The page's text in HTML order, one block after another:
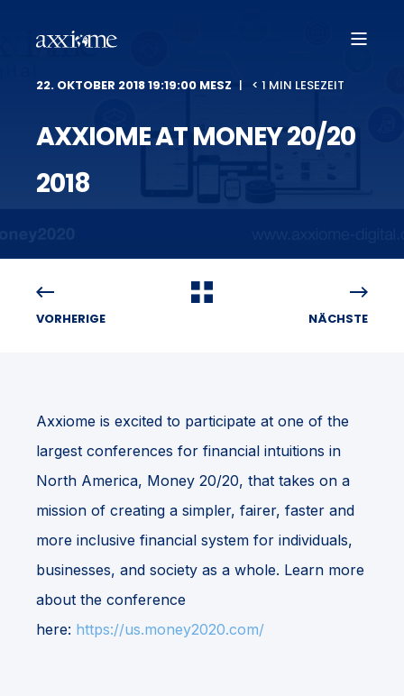
22. OKTOBER 2018 19:19:00 MESZ < 1 MIN LESEZEIT
AXXIOME AT MONEY 20/20
2018
VORHERIGE NÄCHSTE
Axxiome is excited to participate at one of the
largest conferences for financial intuitions in
North America, Money 20/20, that takes on a
mission of creating a simpler, fairer, faster and
more inclusive financial system for individuals,
businesses, and society as a whole. Learn more
about the conference
here: https://us.money2020.com/